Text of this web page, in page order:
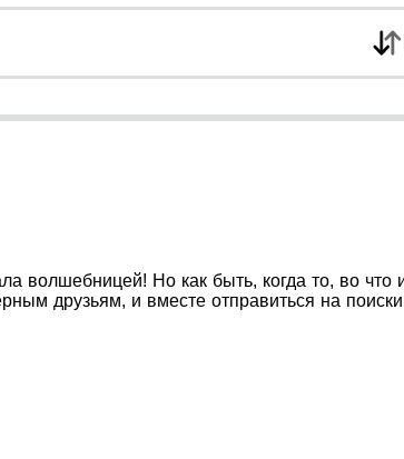
волшебницей! Но как быть, когда то, во что
друзьям, и вместе отправиться на поиски